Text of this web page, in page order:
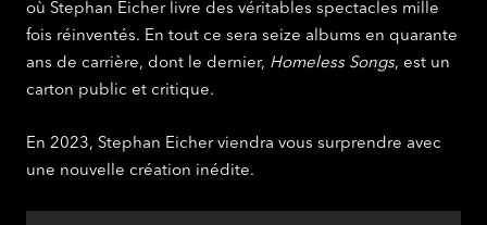
où Stephan Eicher livre des véritables spectacles mille
fois réinventés. En tout ce sera seize albums en quarante
ans de carrière, dont le dernier, Homeless Songs, est un
carton public et critique.
En 2023, Stephan Eicher viendra vous surprendre avec
une nouvelle création inédite.